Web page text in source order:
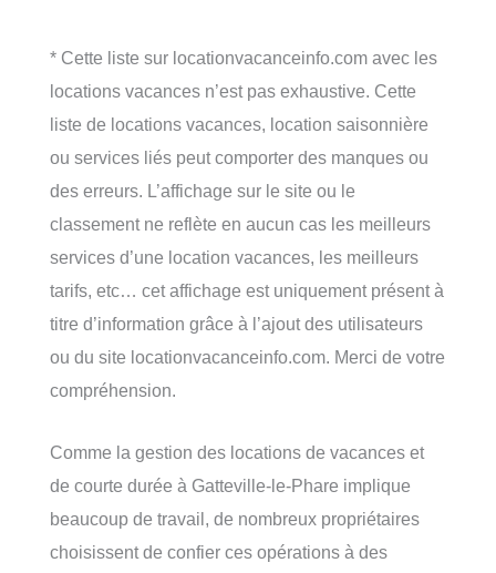
* Cette liste sur locationvacanceinfo.com avec les
locations vacances n’est pas exhaustive. Cette
liste de locations vacances, location saisonnière
ou services liés peut comporter des manques ou
des erreurs. L’affichage sur le site ou le
classement ne reflète en aucun cas les meilleurs
services d’une location vacances, les meilleurs
tarifs, etc… cet affichage est uniquement présent à
titre d’information grâce à l’ajout des utilisateurs
ou du site locationvacanceinfo.com. Merci de votre
compréhension.
Comme la gestion des locations de vacances et
de courte durée à Gatteville-le-Phare implique
beaucoup de travail, de nombreux propriétaires
choisissent de confier ces opérations à des